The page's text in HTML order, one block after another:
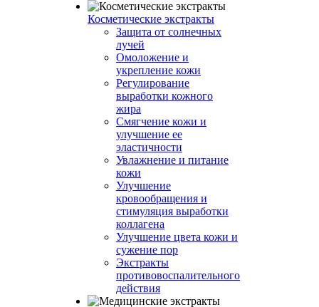
Косметические экстракты
Защита от солнечных
лучей
Омоложение и
укрепление кожи
Регулирование
выработки кожного
жира
Смягчение кожи и
улучшение ее
эластичности
Увлажнение и питание
кожи
Улучшение
кровообращения и
стимуляция выработки
коллагена
Улучшение цвета кожи и
сужение пор
Экстракты
противовоспалительного
действия